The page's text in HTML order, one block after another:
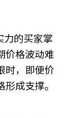
力的买家掌
价格波动难
时，即便价
成支撑。